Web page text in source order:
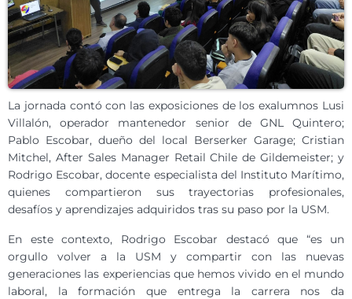
La jornada contó con las exposiciones de los exalumnos Lusi
Villalón, operador mantenedor senior de GNL Quintero;
Pablo Escobar, dueño del local Berserker Garage; Cristian
Mitchel, After Sales Manager Retail Chile de Gildemeister; y
Rodrigo Escobar, docente especialista del Instituto Marítimo,
quienes compartieron sus trayectorias profesionales,
desafíos y aprendizajes adquiridos tras su paso por la USM.
En este contexto, Rodrigo Escobar destacó que “es un
orgullo volver a la USM y compartir con las nuevas
generaciones las experiencias que hemos vivido en el mundo
laboral, la formación que entrega la carrera nos da